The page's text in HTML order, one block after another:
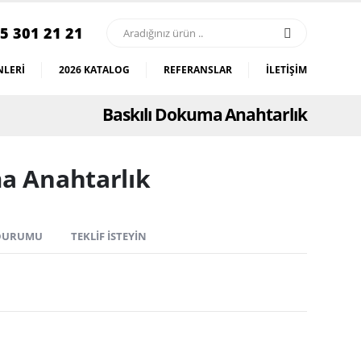
301 21 21
2026 KATALOG REFERANSLAR İLETIŞIM
Baskılı Dokuma Anahtarlık
Anahtarlık
TEKLIF İSTEYIN